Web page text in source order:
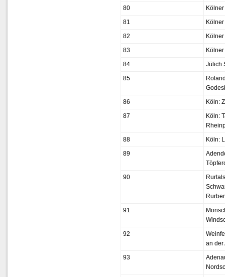
80
81
82
83
84
Jülich
85
86
Köln:
87
Köln:
88
Köln:
89
90
91
92
an der
93